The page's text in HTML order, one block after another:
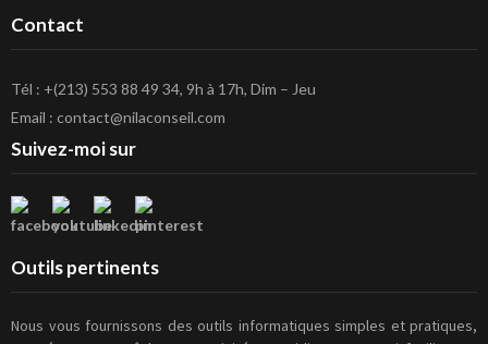
Contact
Tél : +(213) 553 88 49 34, 9h à 17h, Dim – Jeu
Email : contact@nilaconseil.com
Suivez-moi sur
Outils pertinents
Nous vous fournissons des outils informatiques simples et pratiques,